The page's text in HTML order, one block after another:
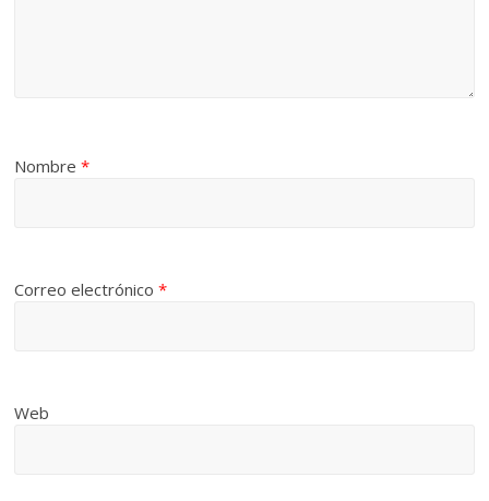
Nombre*
Correo electrónico*
Web